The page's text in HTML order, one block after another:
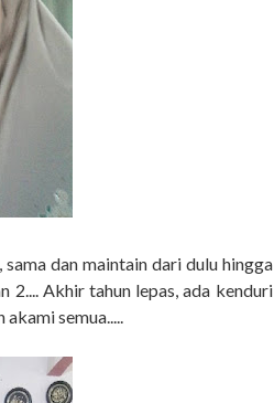
dan maintain dari dulu hingga
2.... Akhir tahun lepas, ada kenduri
semua.....